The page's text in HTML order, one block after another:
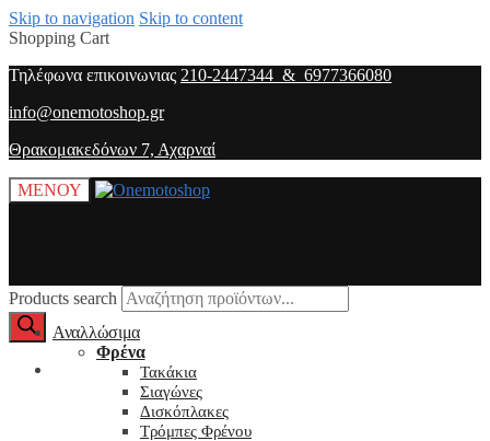
Skip to navigation Skip to content
Shopping Cart
Τηλέφωνα επικοινωνιας 210-2447344 & 6977366080
info@onemotoshop.gr
Θρακομακεδόνων 7, Αχαρναί
ΜΕΝΟΥ
Products search
O λογαριασμός μου
Αναλλώσιμα
Φρένα
Τακάκια
Σιαγώνες
Δισκόπλακες
Τρόμπες Φρένου